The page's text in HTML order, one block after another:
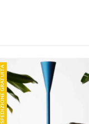
SPEDIZIONE GRATUITA